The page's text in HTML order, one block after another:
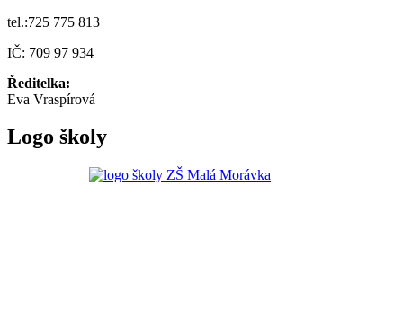
tel.:725 775 813
IČ: 709 97 934
Ředitelka:
Eva Vraspírová
Logo školy